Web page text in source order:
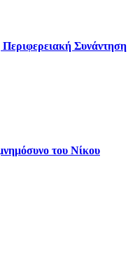
Συνάντηση
του Νίκου